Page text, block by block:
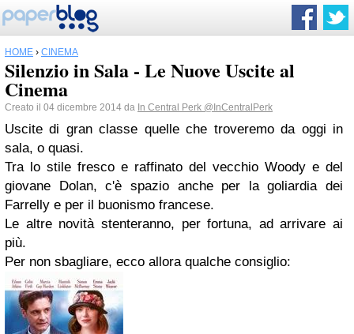
HOME › CINEMA
Silenzio in Sala - Le Nuove Uscite al
Cinema
Creato il 04 dicembre 2014 da In Central Perk @InCentralPerk
Uscite di gran classe quelle che troveremo da oggi in
sala, o quasi.
Tra lo stile fresco e raffinato del vecchio Woody e del
giovane Dolan, c'è spazio anche per la goliardia dei
Farrelly e per il buonismo francese.
Le altre novità stenteranno, per fortuna, ad arrivare ai
più.
Per non sbagliare, ecco allora qualche consiglio: